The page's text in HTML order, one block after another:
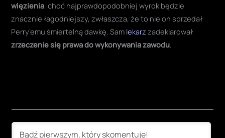
więzienia, choć najprawdopodobniej wyrok będzie
znacznie łagodniejszy, zwłaszcza, że to nie on sprzedał
Perry’emu śmiertelną dawkę. Sam lekarz zadeklarował
zrzeczenie się prawa do wykonywania zawodu.